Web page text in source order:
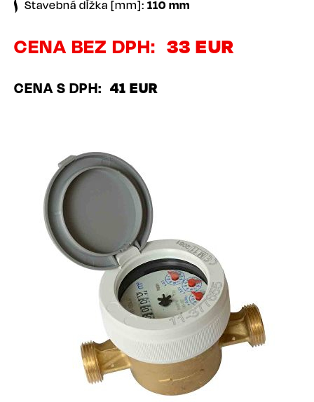
Stavebná dĺžka [mm]: 110 mm
CENA BEZ DPH 33 EUR
CENA S DPH 41 EUR